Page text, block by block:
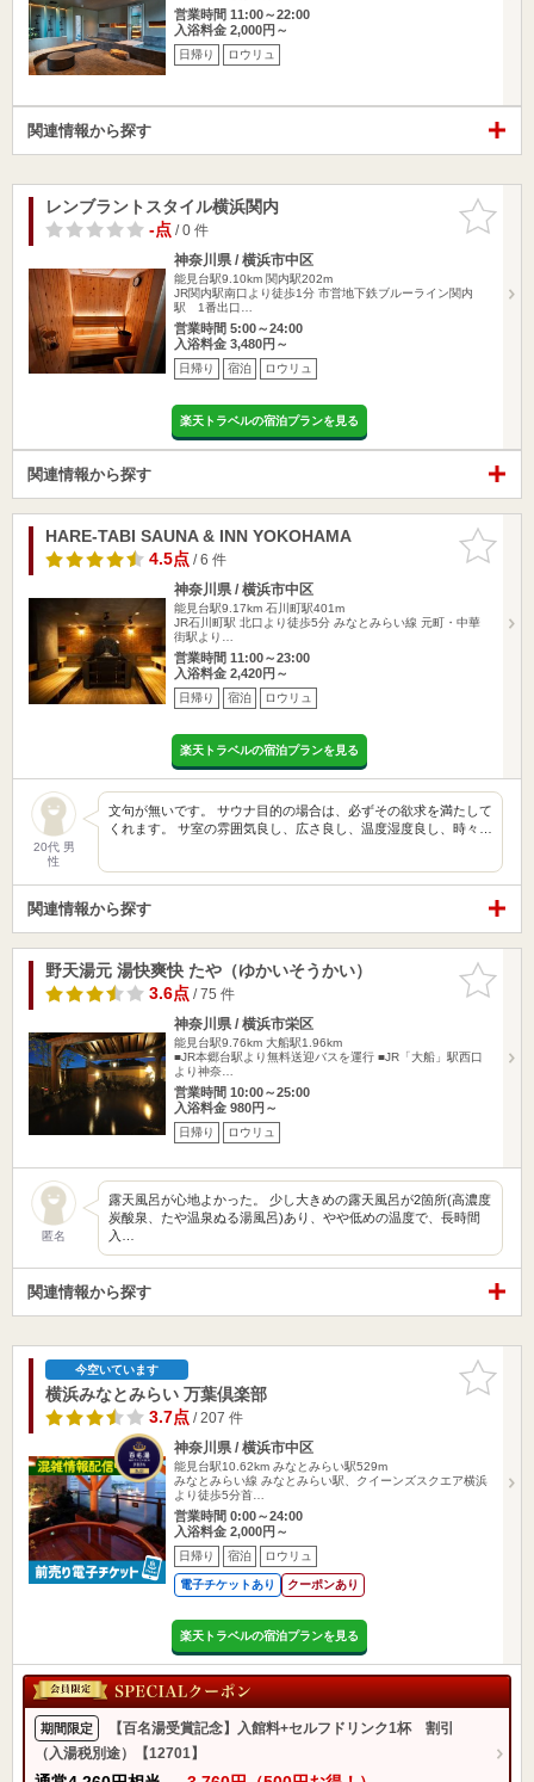
営業時間 11:00～22:00
入浴料金 2,000円～
日帰り ロウリュ
関連情報から探す
お気に入
りに追加
レンブラントスタイル横浜関内
-点/ 0 件
神奈川県 / 横浜市中区
能見台駅9.10km 関内駅202m
JR関内駅南口より徒歩1分 市営地下鉄ブルーライン関内
駅 1番出口…
営業時間 5:00～24:00
入浴料金 3,480円～
日帰り 宿泊 ロウリュ
楽天トラベルの宿泊プランを見る
関連情報から探す
お気に入
りに追加
HARE-TABI SAUNA & INN YOKOHAMA
4.5点/ 6 件
神奈川県 / 横浜市中区
能見台駅9.17km 石川町駅401m
JR石川町駅 北口より徒歩5分 みなとみらい線 元町・中華
街駅より…
営業時間 11:00～23:00
入浴料金 2,420円～
日帰り 宿泊 ロウリュ
楽天トラベルの宿泊プランを見る
20代 男
性
文句が無いです。 サウナ目的の場合は、必ずその欲求を満たして
くれます。 サ室の雰囲気良し、広さ良し、温度湿度良し、時々…
関連情報から探す
お気に入
りに追加
野天湯元 湯快爽快 たや（ゆかいそうかい）
3.6点/ 75 件
神奈川県 / 横浜市栄区
能見台駅9.76km 大船駅1.96km
■JR本郷台駅より無料送迎バスを運行 ■JR「大船」駅西口
より神奈…
営業時間 10:00～25:00
入浴料金 980円～
日帰り ロウリュ
匿名
露天風呂が心地よかった。 少し大きめの露天風呂が2箇所(高濃度
炭酸泉、たや温泉ぬる湯風呂)あり、やや低めの温度で、長時間
入…
関連情報から探す
お気に入
りに追加
今空いています
横浜みなとみらい 万葉倶楽部
3.7点/ 207 件
神奈川県 / 横浜市中区
能見台駅10.62km みなとみらい駅529m
みなとみらい線 みなとみらい駅、クイーンズスクエア横浜
より徒歩5分首…
営業時間 0:00～24:00
入浴料金 2,000円～
日帰り 宿泊 ロウリュ
電子チケットあり クーポンあり
楽天トラベルの宿泊プランを見る
期間限定
【百名湯受賞記念】入館料+セルフドリンク1杯 割引
（入湯税別途）【12701】